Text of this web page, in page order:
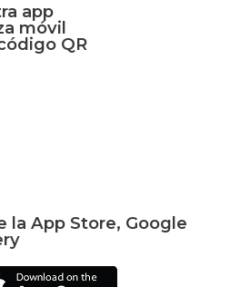
app
móvil
QR
la App Store, Google